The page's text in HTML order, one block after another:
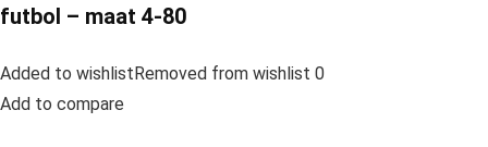
futbol – maat 4-80
Added to wishlistRemoved from wishlist 0
Add to compare